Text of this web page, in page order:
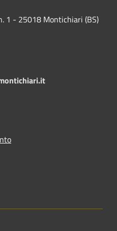
1 - 25018 Montichiari (BS)